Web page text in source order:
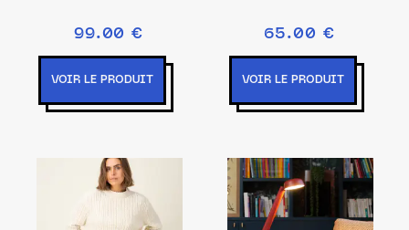
99.00 €
VOIR LE PRODUIT
65.00 €
VOIR LE PRODUIT